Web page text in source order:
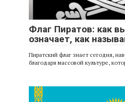
Флаг Пиратов: как
означает, как
Пиратский флаг знает сегодня,
благодаря массовой культуре,